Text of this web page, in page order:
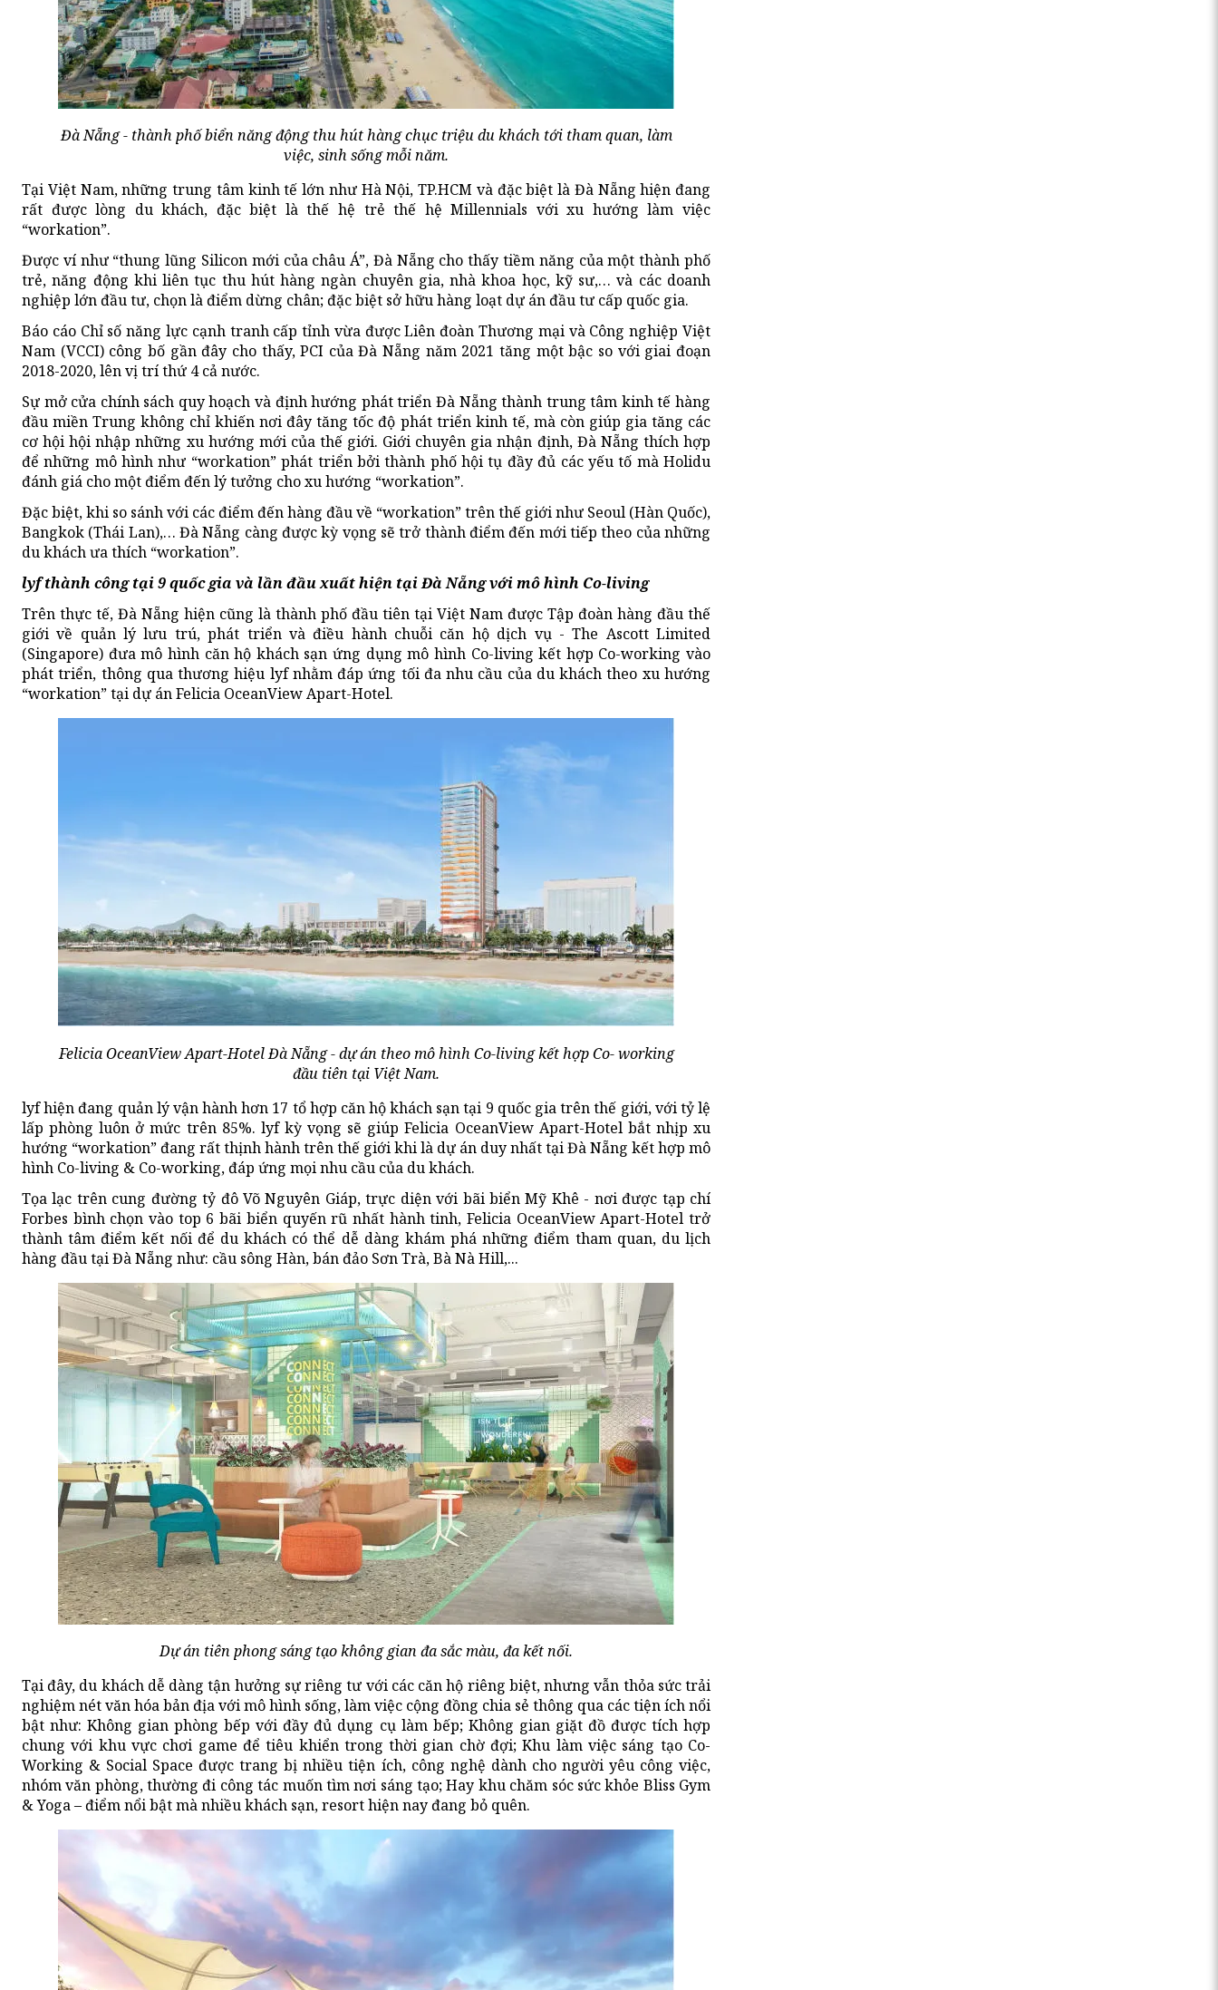
Đà Nẵng - thành phố biển năng động thu hút hàng chục triệu du khách tới tham quan, làm
việc, sinh sống mỗi năm.
Tại Việt Nam, những trung tâm kinh tế lớn như Hà Nội, TP.HCM và đặc biệt là Đà Nẵng hiện đang
rất được lòng du khách, đặc biệt là thế hệ trẻ thế hệ Millennials với xu hướng làm việc
“workation”.
Được ví như “thung lũng Silicon mới của châu Á”, Đà Nẵng cho thấy tiềm năng của một thành phố
trẻ, năng động khi liên tục thu hút hàng ngàn chuyên gia, nhà khoa học, kỹ sư,… và các doanh
nghiệp lớn đầu tư, chọn là điểm dừng chân; đặc biệt sở hữu hàng loạt dự án đầu tư cấp quốc gia.
Báo cáo Chỉ số năng lực cạnh tranh cấp tỉnh vừa được Liên đoàn Thương mại và Công nghiệp Việt
Nam (VCCI) công bố gần đây cho thấy, PCI của Đà Nẵng năm 2021 tăng một bậc so với giai đoạn
2018-2020, lên vị trí thứ 4 cả nước.
Sự mở cửa chính sách quy hoạch và định hướng phát triển Đà Nẵng thành trung tâm kinh tế hàng
đầu miền Trung không chỉ khiến nơi đây tăng tốc độ phát triển kinh tế, mà còn giúp gia tăng các
cơ hội hội nhập những xu hướng mới của thế giới. Giới chuyên gia nhận định, Đà Nẵng thích hợp
để những mô hình như “workation” phát triển bởi thành phố hội tụ đầy đủ các yếu tố mà Holidu
đánh giá cho một điểm đến lý tưởng cho xu hướng “workation”.
Đặc biệt, khi so sánh với các điểm đến hàng đầu về “workation” trên thế giới như Seoul (Hàn Quốc),
Bangkok (Thái Lan),… Đà Nẵng càng được kỳ vọng sẽ trở thành điểm đến mới tiếp theo của những
du khách ưa thích “workation”.
lyf thành công tại 9 quốc gia và lần đầu xuất hiện tại Đà Nẵng với mô hình Co-living
Trên thực tế, Đà Nẵng hiện cũng là thành phố đầu tiên tại Việt Nam được Tập đoàn hàng đầu thế
giới về quản lý lưu trú, phát triển và điều hành chuỗi căn hộ dịch vụ - The Ascott Limited
(Singapore) đưa mô hình căn hộ khách sạn ứng dụng mô hình Co-living kết hợp Co-working vào
phát triển, thông qua thương hiệu lyf nhằm đáp ứng tối đa nhu cầu của du khách theo xu hướng
“workation” tại dự án Felicia OceanView Apart-Hotel.
Felicia OceanView Apart-Hotel Đà Nẵng - dự án theo mô hình Co-living kết hợp Co- working
đầu tiên tại Việt Nam.
lyf hiện đang quản lý vận hành hơn 17 tổ hợp căn hộ khách sạn tại 9 quốc gia trên thế giới, với tỷ lệ
lấp phòng luôn ở mức trên 85%. lyf kỳ vọng sẽ giúp Felicia OceanView Apart-Hotel bắt nhịp xu
hướng “workation” đang rất thịnh hành trên thế giới khi là dự án duy nhất tại Đà Nẵng kết hợp mô
hình Co-living & Co-working, đáp ứng mọi nhu cầu của du khách.
Tọa lạc trên cung đường tỷ đô Võ Nguyên Giáp, trực diện với bãi biển Mỹ Khê - nơi được tạp chí
Forbes bình chọn vào top 6 bãi biển quyến rũ nhất hành tinh, Felicia OceanView Apart-Hotel trở
thành tâm điểm kết nối để du khách có thể dễ dàng khám phá những điểm tham quan, du lịch
hàng đầu tại Đà Nẵng như: cầu sông Hàn, bán đảo Sơn Trà, Bà Nà Hill,...
Dự án tiên phong sáng tạo không gian đa sắc màu, đa kết nối.
Tại đây, du khách dễ dàng tận hưởng sự riêng tư với các căn hộ riêng biệt, nhưng vẫn thỏa sức trải
nghiệm nét văn hóa bản địa với mô hình sống, làm việc cộng đồng chia sẻ thông qua các tiện ích nổi
bật như: Không gian phòng bếp với đầy đủ dụng cụ làm bếp; Không gian giặt đồ được tích hợp
chung với khu vực chơi game để tiêu khiển trong thời gian chờ đợi; Khu làm việc sáng tạo Co-
Working & Social Space được trang bị nhiều tiện ích, công nghệ dành cho người yêu công việc,
nhóm văn phòng, thường đi công tác muốn tìm nơi sáng tạo; Hay khu chăm sóc sức khỏe Bliss Gym
& Yoga – điểm nổi bật mà nhiều khách sạn, resort hiện nay đang bỏ quên.